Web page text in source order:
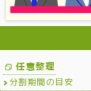
任意整理
分割期間の目安